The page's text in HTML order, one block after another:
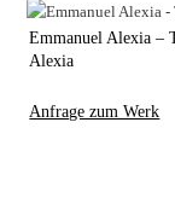
Emmanuel Alexia –
Alexia
Anfrage zum Werk